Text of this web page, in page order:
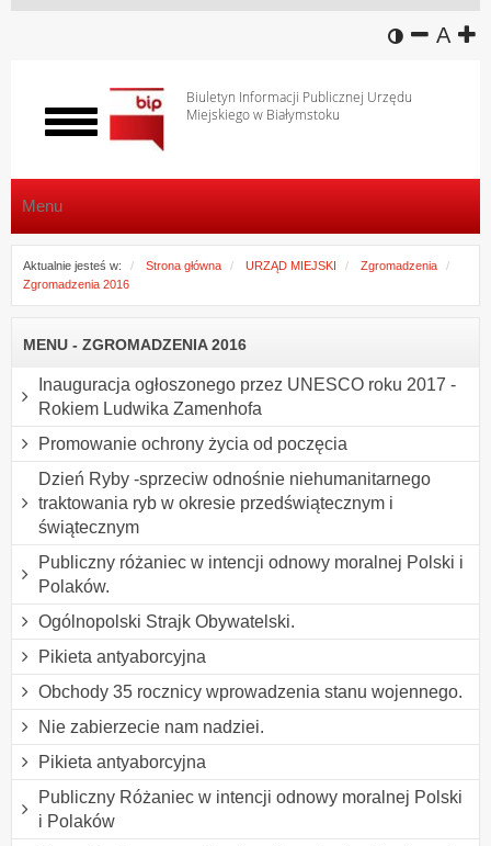
wersja
A
Biuletyn Informacji Publicznej Urzędu
Miejskiego w Białymstoku
Włącz
menu
Menu
Aktualnie jesteś w: Strona główna URZĄD MIEJSKI
Zgromadzenia
Zgromadzenia 2016
MENU - ZGROMADZENIA 2016
Inauguracja ogłoszonego przez UNESCO roku 2017 -
Rokiem Ludwika Zamenhofa
Promowanie ochrony życia od poczęcia
Dzień Ryby -sprzeciw odnośnie niehumanitarnego
traktowania ryb w okresie przedświątecznym i
świątecznym
Publiczny różaniec w intencji odnowy moralnej Polski i
Polaków.
Ogólnopolski Strajk Obywatelski.
Pikieta antyaborcyjna
Obchody 35 rocznicy wprowadzenia stanu wojennego.
Nie zabierzecie nam nadziei.
Pikieta antyaborcyjna
Publiczny Różaniec w intencji odnowy moralnej Polski
i Polaków